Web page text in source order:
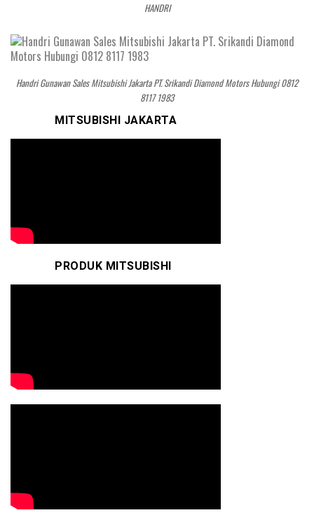
HANDRI
Handri Gunawan Sales Mitsubishi Jakarta PT. Srikandi Diamond Motors Hubungi 0812
8117 1983
MITSUBISHI JAKARTA
PRODUK MITSUBISHI